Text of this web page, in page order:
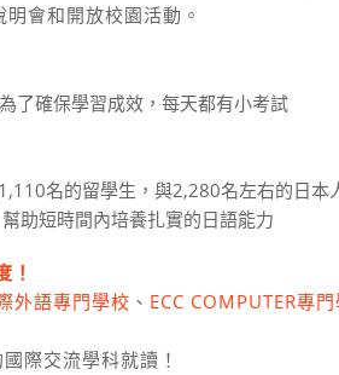
會和開放校園活動。
了確保學習成效，每天都有小考試
名的留學生，與2,280名左右的日
助短時間內培養扎實的日語能力
！
外語專門學校 、 ECC COMPUTER專
際交流學科就讀！